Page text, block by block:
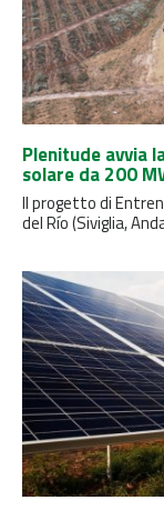
Plenitude avvia
solare da 200
Il progetto di
del Río (Siviglia,